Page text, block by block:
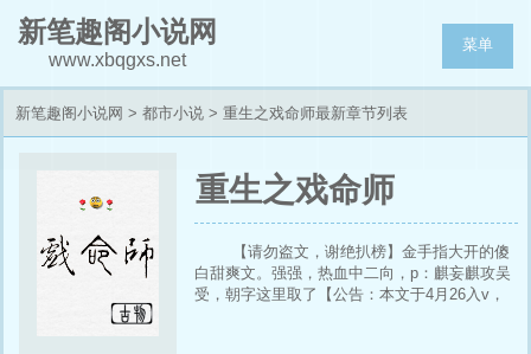
新笔趣阁小说网
www.xbqgxs.net
菜单
新笔趣阁小说网 > 都市小说 > 重生之戏命师最新章节列表
重生之戏命师
【请勿盗文，谢绝扒榜】金手指大开的傻
白甜爽文。强强，热血中二向，p：麒妄麒攻吴
受，朝字这里取了【公告：本文于4月26入v，